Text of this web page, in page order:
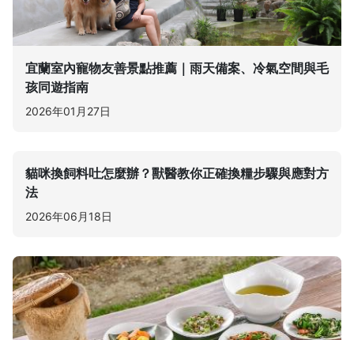
宜蘭室內寵物友善景點推薦｜雨天備案、冷氣空間與毛
孩同遊指南
2026年01月27日
貓咪換飼料吐怎麼辦？獸醫教你正確換糧步驟與應對方
法
2026年06月18日